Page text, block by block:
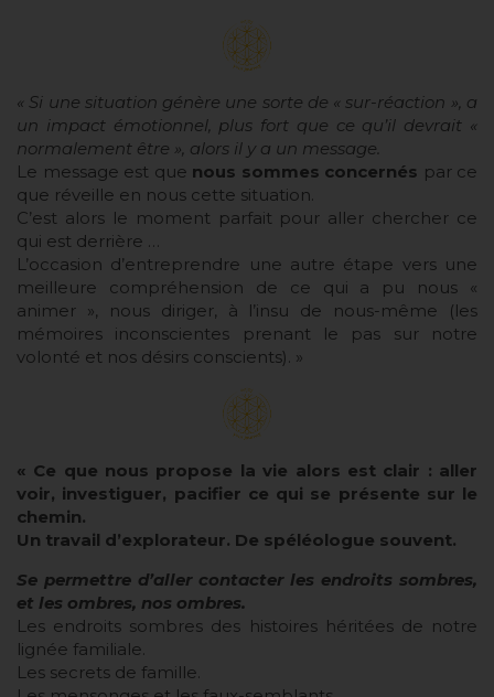
« Si une situation génère une sorte de « sur-réaction », a
un impact émotionnel, plus fort que ce qu’il devrait «
normalement être », alors il y a un message.
Le message est que nous sommes concernés par ce
que réveille en nous cette situation.
C’est alors le moment parfait pour aller chercher ce
qui est derrière …
L’occasion d’entreprendre une autre étape vers une
meilleure compréhension de ce qui a pu nous «
animer », nous diriger, à l’insu de nous-même (les
mémoires inconscientes prenant le pas sur notre
volonté et nos désirs conscients). »
« Ce que nous propose la vie alors est clair : aller
voir, investiguer, pacifier ce qui se présente sur le
chemin.
Un travail d’explorateur. De spéléologue souvent.
Se permettre d’aller contacter les endroits sombres,
et les ombres, nos ombres.
Les endroits sombres des histoires héritées de notre
lignée familiale.
Les secrets de famille.